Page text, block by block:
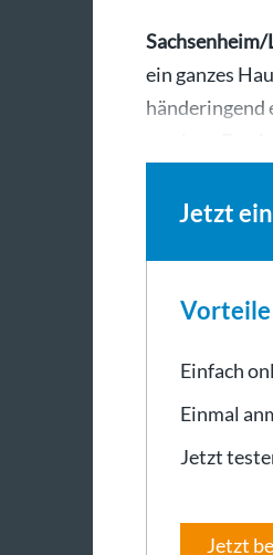
ein ganzes
händeringend
Jetzt
Vorteile
Einfach
Einmal
Jetzt
Jetzt